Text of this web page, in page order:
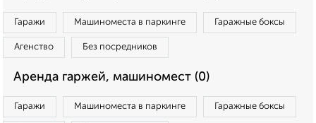
Гаражи Машиноместа в паркинге Гаражные боксы
Агенство Без посредников
Аренда гаржей, машиномест (0)
Гаражи Машиноместа в паркинге Гаражные боксы